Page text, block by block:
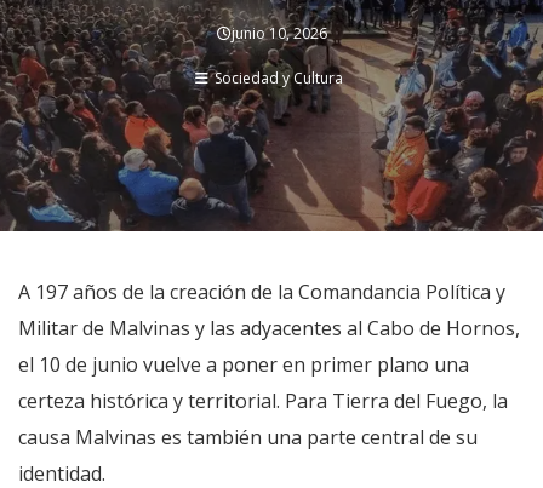
junio 10, 2026
Sociedad y Cultura
A 197 años de la creación de la Comandancia Política y
Militar de Malvinas y las adyacentes al Cabo de Hornos,
el 10 de junio vuelve a poner en primer plano una
certeza histórica y territorial. Para Tierra del Fuego, la
causa Malvinas es también una parte central de su
identidad.